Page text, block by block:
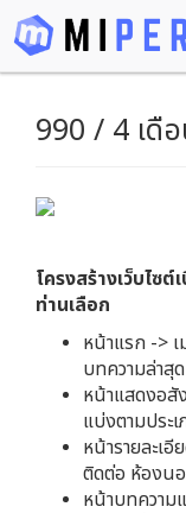
990 / 4 เดื
โครงสร้างเว็บไซ
ท่านเลือก
หน้าแรก ->
บทความล่าสุ
หน้าแสดงอสั
แบ่งตามประเ
หน้ารายละเ
ติดต่อ ห้องน
หน้าบทความ